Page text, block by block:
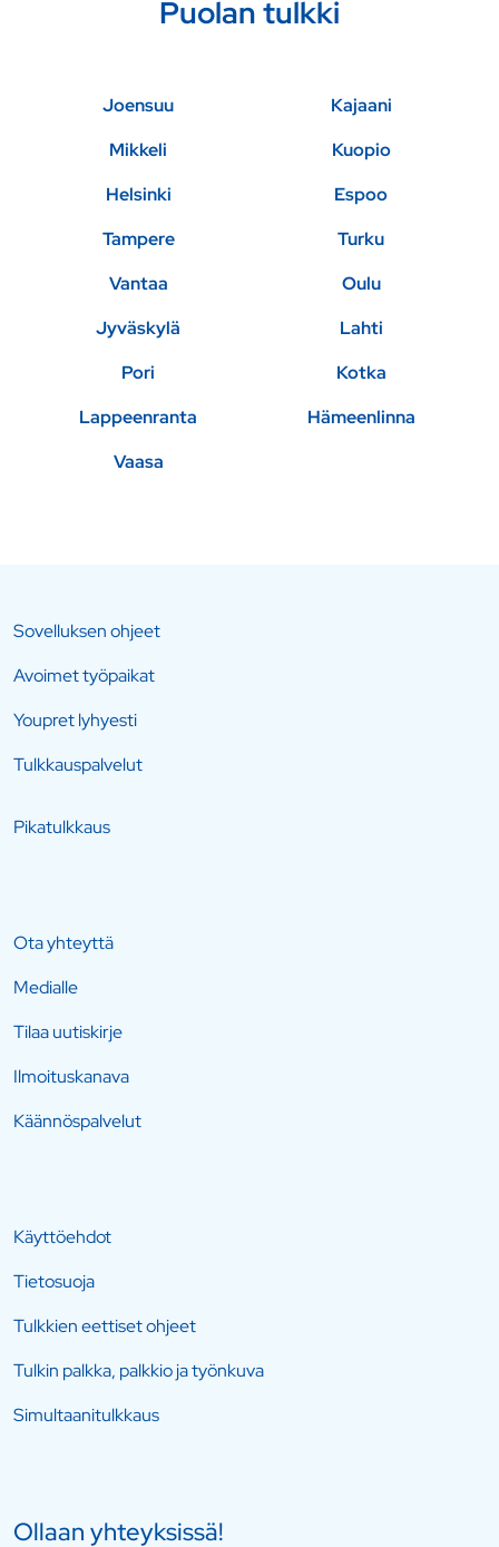
Puolan tulkki
Joensuu
Kajaani
Mikkeli
Kuopio
Helsinki
Espoo
Tampere
Turku
Vantaa
Oulu
Jyväskylä
Lahti
Pori
Kotka
Lappeenranta
Hämeenlinna
Vaasa
Sovelluksen ohjeet
Avoimet työpaikat
Youpret lyhyesti
Tulkkauspalvelut
Pikatulkkaus
Ota yhteyttä
Medialle
Tilaa uutiskirje
Ilmoituskanava
Käännöspalvelut
Käyttöehdot
Tietosuoja
Tulkkien eettiset ohjeet
Tulkin palkka, palkkio ja työnkuva
Simultaanitulkkaus
Ollaan yhteyksissä!